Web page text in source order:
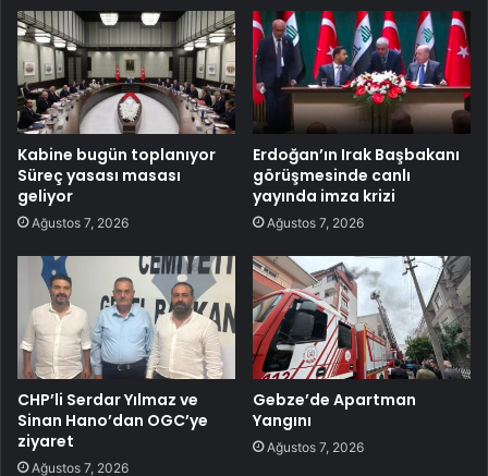
Kabine bugün toplanıyor
Süreç yasası masası
geliyor
Ağustos 7, 2026
Erdoğan’ın Irak Başbakanı
görüşmesinde canlı
yayında imza krizi
Ağustos 7, 2026
CHP’li Serdar Yılmaz ve
Sinan Hano’dan OGC’ye
ziyaret
Ağustos 7, 2026
Gebze’de Apartman
Yangını
Ağustos 7, 2026